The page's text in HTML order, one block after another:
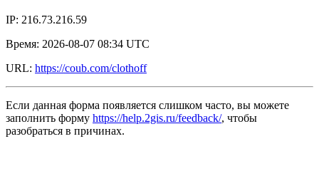
IP: 216.73.216.59
Время: 2026-08-07 08:34 UTC
URL: https://coub.com/clothoff
Если данная форма появляется слишком часто, вы можете
заполнить форму https://help.2gis.ru/feedback/, чтобы
разобраться в причинах.